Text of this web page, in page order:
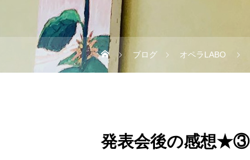
ブログ オペラLABO
発表会後の感想★③